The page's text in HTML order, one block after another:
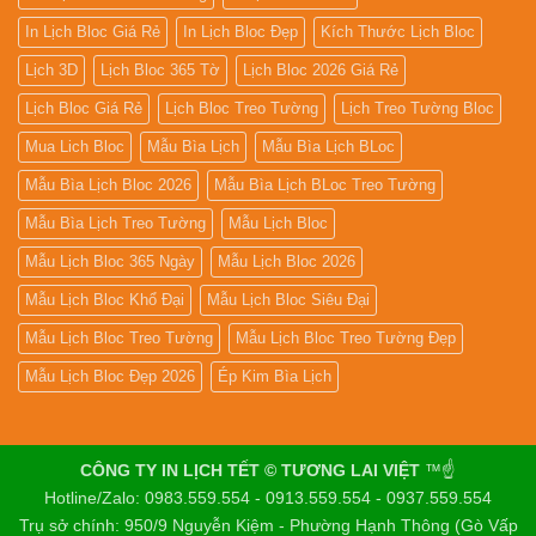
In Lịch Bloc Giá Rẻ In Lịch Bloc Đẹp Kích Thước Lịch Bloc
Lịch 3D Lịch Bloc 365 Tờ Lịch Bloc 2026 Giá Rẻ
Lịch Bloc Giá Rẻ Lịch Bloc Treo Tường Lịch Treo Tường Bloc
Mua Lich Bloc Mẫu Bìa Lịch Mẫu Bìa Lịch BLoc
Mẫu Bìa Lịch Bloc 2026 Mẫu Bìa Lịch BLoc Treo Tường
Mẫu Bìa Lịch Treo Tường Mẫu Lịch Bloc
Mẫu Lịch Bloc 365 Ngày Mẫu Lịch Bloc 2026
Mẫu Lịch Bloc Khổ Đại Mẫu Lịch Bloc Siêu Đại
Mẫu Lịch Bloc Treo Tường Mẫu Lịch Bloc Treo Tường Đẹp
Mẫu Lịch Bloc Đẹp 2026 Ép Kim Bìa Lịch
CÔNG TY IN LỊCH TẾT © TƯƠNG LAI VIỆT ™☝️
Hotline/Zalo: 0983.559.554 - 0913.559.554 - 0937.559.554
Trụ sở chính: 950/9 Nguyễn Kiệm - Phường Hạnh Thông (Gò Vấp